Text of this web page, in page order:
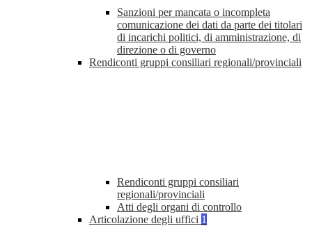
Sanzioni per mancata o incompleta
comunicazione dei dati da parte dei titolari
di incarichi politici, di amministrazione, di
direzione o di governo
Rendiconti gruppi consiliari regionali/provinciali
Rendiconti gruppi consiliari
regionali/provinciali
Atti degli organi di controllo
Articolazione degli uffici 1